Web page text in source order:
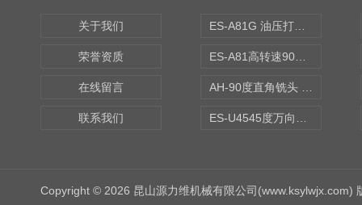
关于我们
荣誉资质
在线留言
联系我们
Copyright © 2026 昆山源力维机械有限公司(www.ksylwjx.com)